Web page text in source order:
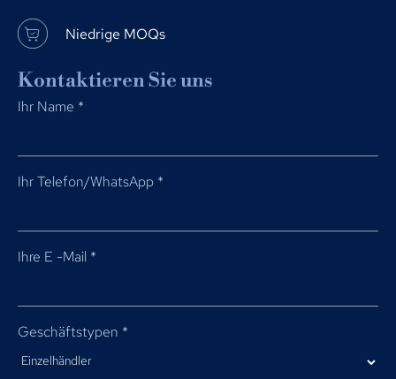
Niedrige MOQs
Kontaktieren Sie uns
Ihr Name *
Ihr Telefon/WhatsApp *
Ihre E -Mail *
Geschäftstypen *